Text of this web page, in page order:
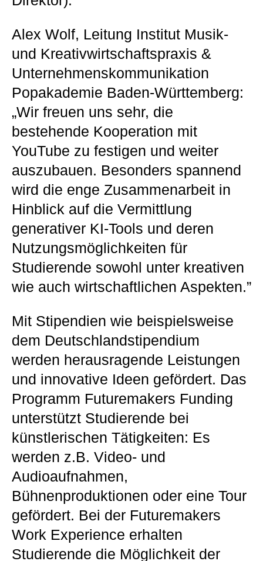
Alex Wolf, Leitung Institut Musik-
und Kreativwirtschaftspraxis &
Unternehmenskommunikation
Popakademie Baden-Württemberg:
„Wir freuen uns sehr, die
bestehende Kooperation mit
YouTube zu festigen und weiter
auszubauen. Besonders spannend
wird die enge Zusammenarbeit in
Hinblick auf die Vermittlung
generativer KI-Tools und deren
Nutzungsmöglichkeiten für
Studierende sowohl unter kreativen
wie auch wirtschaftlichen Aspekten.”
Mit Stipendien wie beispielsweise
dem Deutschlandstipendium
werden herausragende Leistungen
und innovative Ideen gefördert. Das
Programm Futuremakers Funding
unterstützt Studierende bei
künstlerischen Tätigkeiten: Es
werden z.B. Video- und
Audioaufnahmen,
Bühnenproduktionen oder eine Tour
gefördert. Bei der Futuremakers
Work Experience erhalten
Studierende die Möglichkeit der